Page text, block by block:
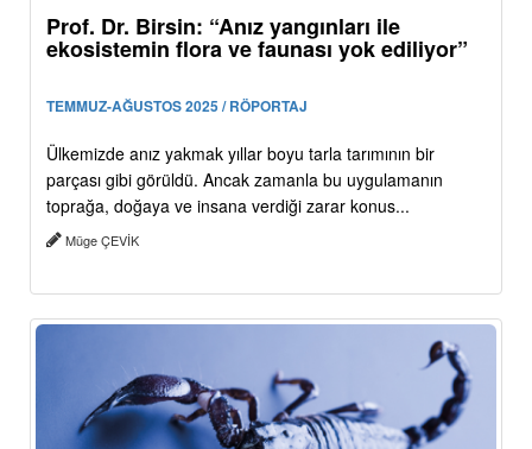
Prof. Dr. Birsin: “Anız yangınları ile
ekosistemin flora ve faunası yok ediliyor”
TEMMUZ-AĞUSTOS 2025 / RÖPORTAJ
Ülkemizde anız yakmak yıllar boyu tarla tarımının bir
parçası gibi görüldü. Ancak zamanla bu uygulamanın
toprağa, doğaya ve insana verdiği zarar konus...
Müge ÇEVİK